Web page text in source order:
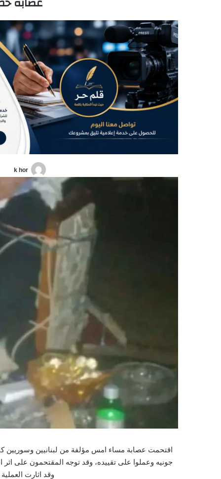
k hor
اقتحمت عصابة مساء امس مؤلفة من لبنانيين
جونيه وعملوا على تقييده، وقد توجه المقتحمون على
وقد اثارت